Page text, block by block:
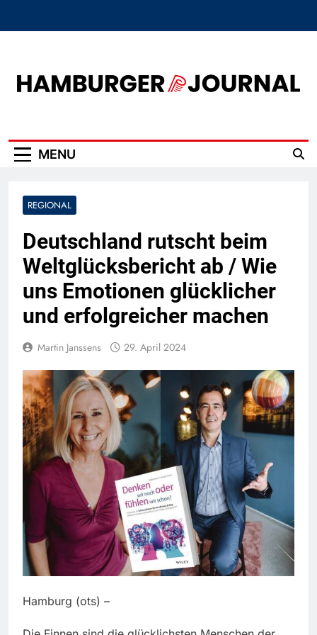
MENU
REGIONAL
Deutschland rutscht beim
Weltglücksbericht ab / Wie
uns Emotionen glücklicher
und erfolgreicher machen
Martin Janssens 29. April 2024
Hamburg (ots) –